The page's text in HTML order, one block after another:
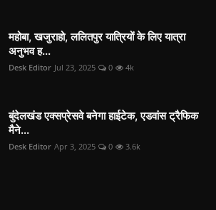
महोबा, खजुराहो, ललितपुर यात्रियों के लिए यात्रा
अनुभव ह...
Desk Editor Jul 23, 2025 0 4k
बुंदेलखंड एक्सप्रेसवे बनेगा हाईटेक, एडवांस ट्रैफिक
मैने...
Desk Editor Apr 3, 2025 0 3.6k